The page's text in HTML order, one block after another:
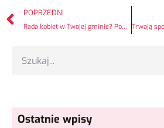
POPRZEDNI
Rada kobiet w Twojej gminie? Pomożemy!
Ostatnie wpisy